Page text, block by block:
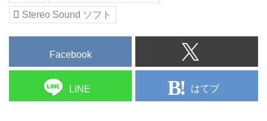
Stereo Sound ソフト
Facebook
LINE はてブ